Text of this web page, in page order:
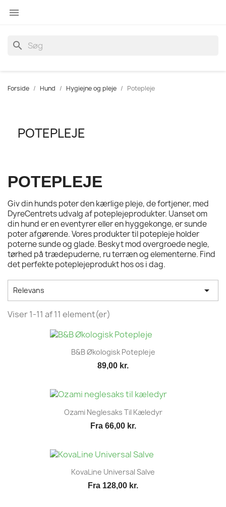

search
Forside Hund Hygiejne og pleje Potepleje
POTEPLEJE
POTEPLEJE
Giv din hunds poter den kærlige pleje, de fortjener, med
DyreCentrets udvalg af poteplejeprodukter. Uanset om
din hund er en eventyrer eller en hyggekonge, er sunde
poter afgørende. Vores produkter til potepleje holder
poterne sunde og glade. Beskyt mod overgroede negle,
tørhed på trædepuderne, ru terræn og elementerne. Find
det perfekte poteplejeprodukt hos os i dag.
Relevans 
Viser 1-11 af 11 element(er)
B&B Økologisk Potepleje
89,00 kr.
Ozami Neglesaks Til Kæledyr
Fra 66,00 kr.
KovaLine Universal Salve
Fra 128,00 kr.